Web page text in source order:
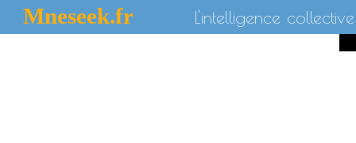
Mneseek.fr L'intelligence collective